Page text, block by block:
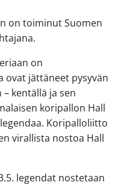
on toiminut Suomen
on
ovat jättäneet pysyvän
kentällä ja sen
koripallon Hall
Koripalloliitto
virallista nostoa Hall
legendat nostetaan